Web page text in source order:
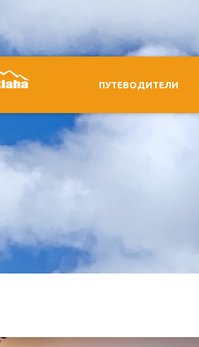
ПУТЕВОДИТЕЛИ